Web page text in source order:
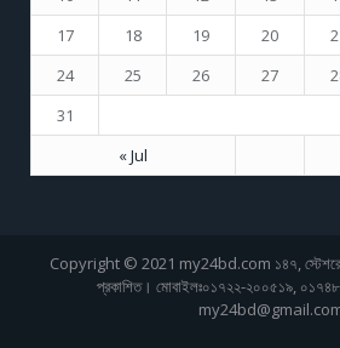
« Jul
17
18 19 20
24
25 26 27
31
Copyright © 2021 my24bd.com ১৪৭, স্টেশরোড,
প্রকাশিত। মোবাইলঃ০১৭২২-২০০৫১৯,